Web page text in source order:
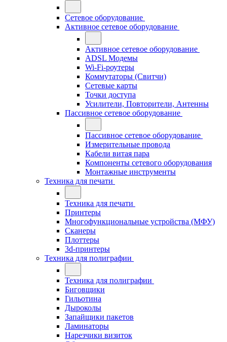
Сетевое оборудование
Активное сетевое оборудование
Активное сетевое оборудование
ADSL Модемы
Wi-Fi-роутеры
Коммутаторы (Свитчи)
Сетевые карты
Точки доступа
Усилители, Повторители, Антенны
Пассивное сетевое оборудование
Пассивное сетевое оборудование
Измерительные провода
Кабели витая пара
Компоненты сетевого оборудования
Монтажные инструменты
Техника для печати
Техника для печати
Принтеры
Многофункциональные устройства (МФУ)
Сканеры
Плоттеры
3d-принтеры
Техника для полиграфии
Техника для полиграфии
Биговщики
Гильотина
Дыроколы
Запайщики пакетов
Ламинаторы
Нарезчики визиток